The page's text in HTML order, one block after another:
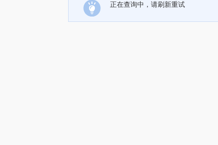
正在查询中，请刷新重试